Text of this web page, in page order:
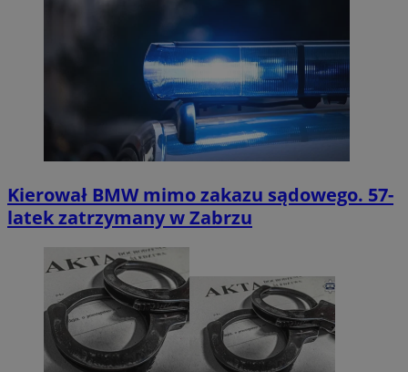
Kierował BMW mimo zakazu sądowego. 57-
latek zatrzymany w Zabrzu